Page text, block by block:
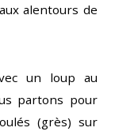
alentours de
un loup au
partons pour
(grès) sur